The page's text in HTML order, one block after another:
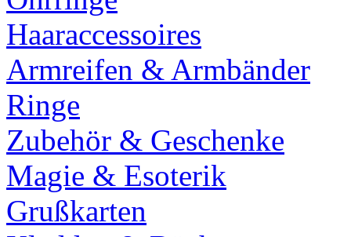
Haaraccessoires
Armreifen & Armbänder
Ringe
Zubehör & Geschenke
Magie & Esoterik
Grußkarten